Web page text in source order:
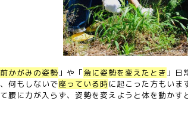
前かがみの姿勢 」や「急に姿勢を変えたとき 」日
何もしないで座っている時に起こった方もいま
腰に力が入らず、姿勢を変えようと体を動か